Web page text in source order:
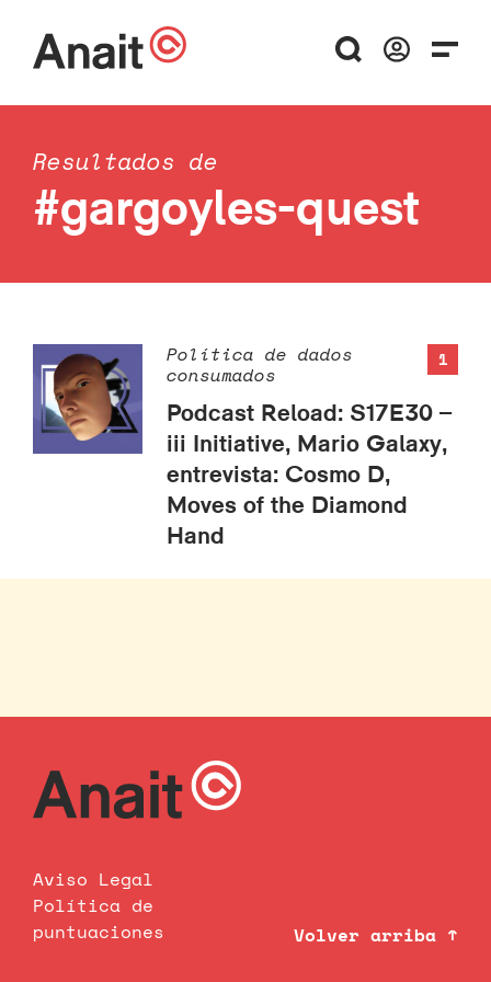
Resultados de
#gargoyles-quest
1
Política de dados
consumados
Podcast Reload: S17E30 –
iii Initiative, Mario Galaxy,
entrevista: Cosmo D,
Moves of the Diamond
Hand
Aviso Legal
Política de
puntuaciones
Volver arriba ↑